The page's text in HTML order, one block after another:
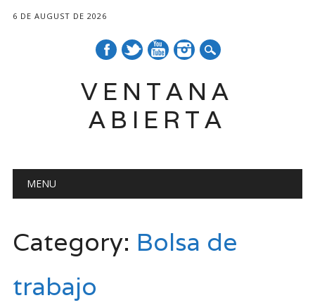
6 DE AUGUST DE 2026
VENTANA
ABIERTA
Main menu
MENU
Category: Bolsa de
trabajo